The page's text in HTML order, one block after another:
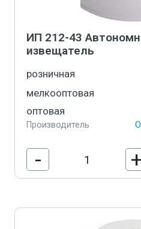
ИП 212-43
извещатель
розничная
мелкооптовая
оптовая
Производитель
-